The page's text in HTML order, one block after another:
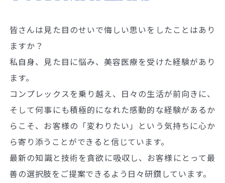
皆さんは見た目のせいで悔しい思いをしたことはあり
ますか？
私自身、見た目に悩み、美容医療を受けた経験があり
ます。
コンプレックスを乗り越え、日々の生活が前向きに、
そして何事にも積極的になれた感動的な経験があるか
らこそ、お客様の「変わりたい」という気持ちに心か
ら寄り添うことができると信じています。
最新の知識と技術を貪欲に吸収し、お客様にとって最
善の選択肢をご提案できるよう日々研鑽しています。